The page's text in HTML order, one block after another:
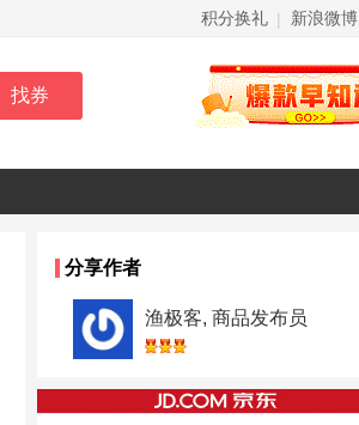
积分换礼 | 新浪微博
分享作者
渔极客, 商品发布员